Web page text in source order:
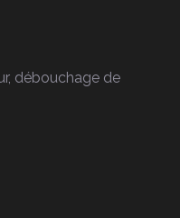
débouchage de